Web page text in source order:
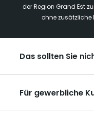
der Region Grand Est
ohne zusätzliche
Das sollten Sie
Die Weihnachtsmärkte
Ribeauvillé, zwischen
Für gewerbliche